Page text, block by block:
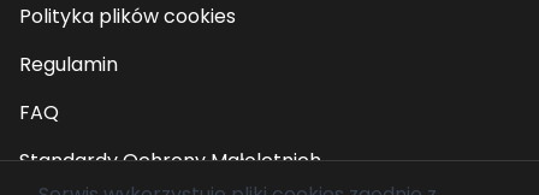
Polityka plików cookies
Regulamin
FAQ
Standardy Ochrony Małoletnich